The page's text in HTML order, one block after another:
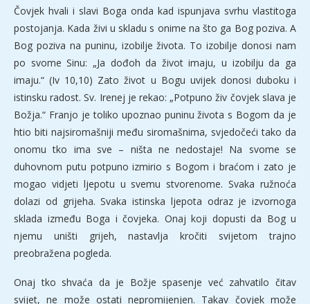
Čovjek hvali i slavi Boga onda kad ispunjava svrhu vlastitoga
postojanja. Kada živi u skladu s onime na što ga Bog poziva. A
Bog poziva na puninu, izobilje života. To izobilje donosi nam
po svome Sinu: „Ja dođoh da život imaju, u izobilju da ga
imaju.“ (Iv 10,10) Zato život u Bogu uvijek donosi duboku i
istinsku radost. Sv. Irenej je rekao: „Potpuno živ čovjek slava je
Božja.“ Franjo je toliko upoznao puninu života s Bogom da je
htio biti najsiromašniji među siromašnima, svjedočeći tako da
onomu tko ima sve – ništa ne nedostaje! Na svome se
duhovnom putu potpuno izmirio s Bogom i braćom i zato je
mogao vidjeti ljepotu u svemu stvorenome. Svaka ružnoća
dolazi od grijeha. Svaka istinska ljepota odraz je izvornoga
sklada između Boga i čovjeka. Onaj koji dopusti da Bog u
njemu uništi grijeh, nastavlja kročiti svijetom trajno
preobražena pogleda.
Onaj tko shvaća da je Božje spasenje već zahvatilo čitav
svijet, ne može ostati nepromijenjen. Takav čovjek može